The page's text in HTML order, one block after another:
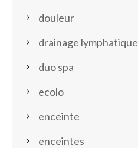
douleur
drainage lymphatique
duo spa
ecolo
enceinte
enceintes